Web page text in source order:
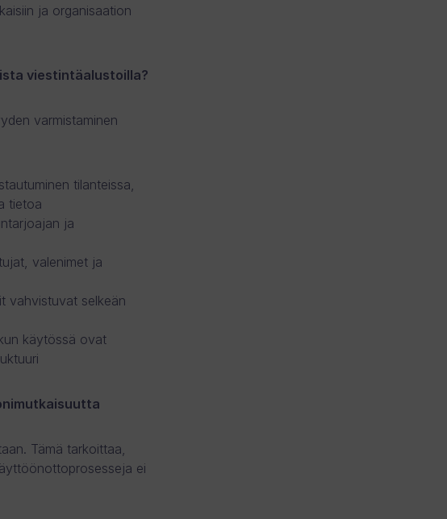
ja organisaation
viestintäalustoilla?
varmistaminen
tilanteissa,
tietoa
ja
valenimet ja
vahvistuvat selkeän
käytössä ovat
Tämä tarkoittaa,
ei